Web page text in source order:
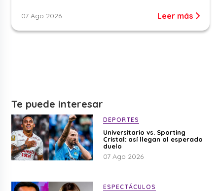
07 Ago 2026 Leer más
Te puede interesar
DEPORTES
Universitario vs. Sporting
Cristal: así llegan al esperado
duelo
07 Ago 2026
ESPECTÁCULOS